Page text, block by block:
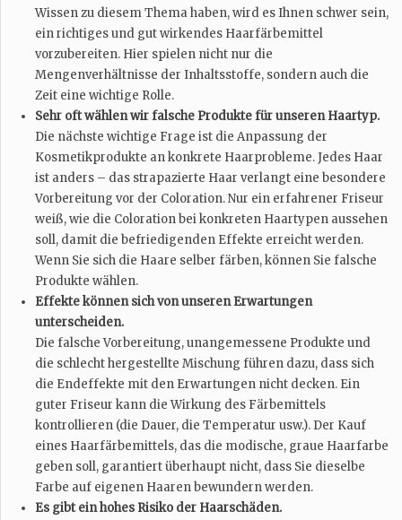
Wissen zu diesem Thema haben, wird es Ihnen schwer sein,
ein richtiges und gut wirkendes Haarfärbemittel
vorzubereiten. Hier spielen nicht nur die
Mengenverhältnisse der Inhaltsstoffe, sondern auch die
Zeit eine wichtige Rolle.
Sehr oft wählen wir falsche Produkte für unseren Haartyp.
Die nächste wichtige Frage ist die Anpassung der
Kosmetikprodukte an konkrete Haarprobleme. Jedes Haar
ist anders – das strapazierte Haar verlangt eine besondere
Vorbereitung vor der Coloration. Nur ein erfahrener Friseur
weiß, wie die Coloration bei konkreten Haartypen aussehen
soll, damit die befriedigenden Effekte erreicht werden.
Wenn Sie sich die Haare selber färben, können Sie falsche
Produkte wählen.
Effekte können sich von unseren Erwartungen
unterscheiden.
Die falsche Vorbereitung, unangemessene Produkte und
die schlecht hergestellte Mischung führen dazu, dass sich
die Endeffekte mit den Erwartungen nicht decken. Ein
guter Friseur kann die Wirkung des Färbemittels
kontrollieren (die Dauer, die Temperatur usw.). Der Kauf
eines Haarfärbemittels, das die modische, graue Haarfarbe
geben soll, garantiert überhaupt nicht, dass Sie dieselbe
Farbe auf eigenen Haaren bewundern werden.
Es gibt ein hohes Risiko der Haarschäden.